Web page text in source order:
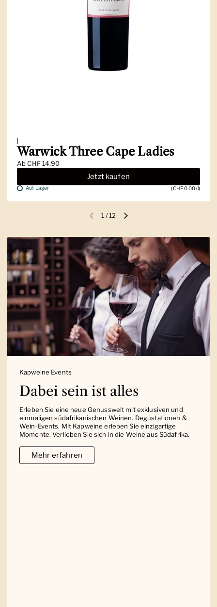
|
Warwick Three Cape Ladies
AbCHF 14.90
Jetzt kaufen
Auf Lager (CHF 0.00/l)
Vorherige FolieNächste Folie
1 /12
Kapweine Events
Dabei sein ist alles
Erleben Sie eine neue Genusswelt mit exklusiven und
einmaligen südafrikanischen Weinen. Degustationen &
Wein-Events. Mit Kapweine erleben Sie einzigartige
Momente. Verlieben Sie sich in die Weine aus Südafrika.
Mehr erfahren